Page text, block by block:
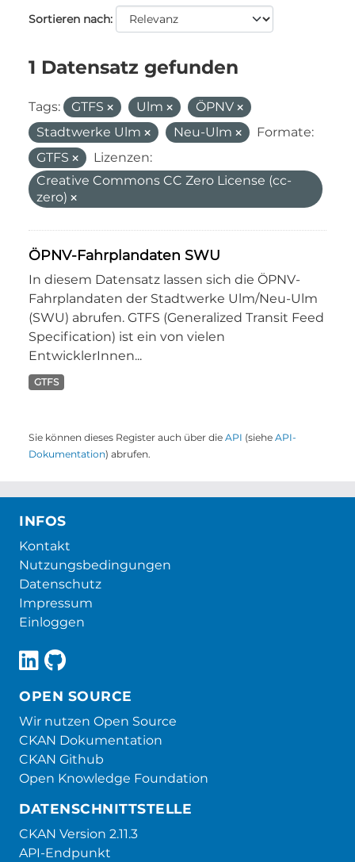
Sortieren nach
1 Datensatz gefunden
Tags: GTFS Ulm
ÖPNV
Stadtwerke Ulm
Neu-Ulm
Formate:
GTFS
Lizenzen:
Creative Commons CC Zero License (cc-
zero)
ÖPNV-Fahrplandaten SWU
In diesem Datensatz lassen sich die ÖPNV-
Fahrplandaten der Stadtwerke Ulm/Neu-Ulm
(SWU) abrufen. GTFS (Generalized Transit Feed
Specification) ist ein von vielen
EntwicklerInnen...
GTFS
Sie können dieses Register auch über die API (siehe API-
Dokumentation) abrufen.
INFOS
Kontakt
Nutzungsbedingungen
Datenschutz
Impressum
Einloggen
OPEN SOURCE
Wir nutzen Open Source
CKAN Dokumentation
CKAN Github
Open Knowledge Foundation
DATENSCHNITTSTELLE
CKAN Version 2.11.3
API-Endpunkt